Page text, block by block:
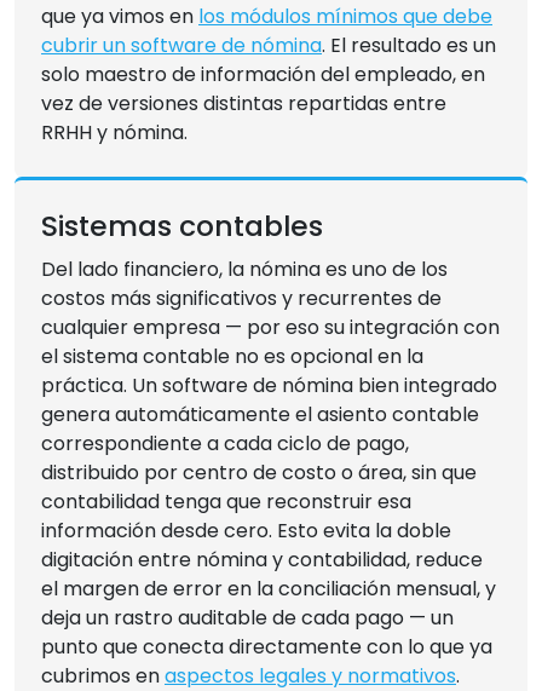
que ya vimos en los módulos mínimos que debe
cubrir un software de nómina. El resultado es un
solo maestro de información del empleado, en
vez de versiones distintas repartidas entre
RRHH y nómina.
Sistemas contables
Del lado financiero, la nómina es uno de los
costos más significativos y recurrentes de
cualquier empresa — por eso su integración con
el sistema contable no es opcional en la
práctica. Un software de nómina bien integrado
genera automáticamente el asiento contable
correspondiente a cada ciclo de pago,
distribuido por centro de costo o área, sin que
contabilidad tenga que reconstruir esa
información desde cero. Esto evita la doble
digitación entre nómina y contabilidad, reduce
el margen de error en la conciliación mensual, y
deja un rastro auditable de cada pago — un
punto que conecta directamente con lo que ya
cubrimos enaspectos legales y normativos.